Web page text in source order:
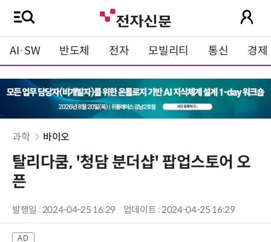
AI·SW 반도체 전자 모빌리티 통신 경제
과학 바이오
탈리다쿰, '청담 분더샵' 팝업스토어 오
픈
발행일 : 2024-04-25 16:29 업데이트 : 2024-04-25 16:29